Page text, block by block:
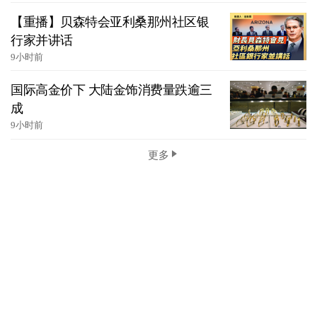
【重播】贝森特会亚利桑那州社区银
行家并讲话
9小时前
国际高金价下 大陆金饰消费量跌逾三
成
9小时前
更多